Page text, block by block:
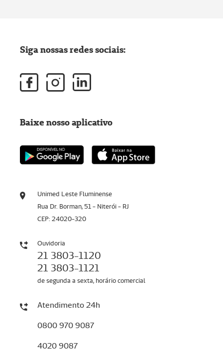
Unimed Leste Fluminense
Rua Dr. Borman, 51 - Niterói - RJ
CEP: 24020-320
Ouvidoria
21 3803-1120
21 3803-1121
de segunda a sexta, horário comercial
Atendimento 24h
0800 970 9087
4020 9087
Siga nossas redes sociais:
Baixe nosso aplicativo